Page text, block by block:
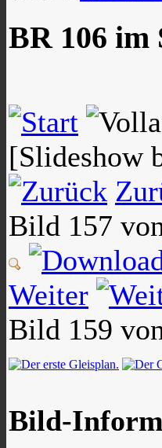
BR 106 im
[Slideshow
Bild 157
Weiter
Bild 159
Bild-